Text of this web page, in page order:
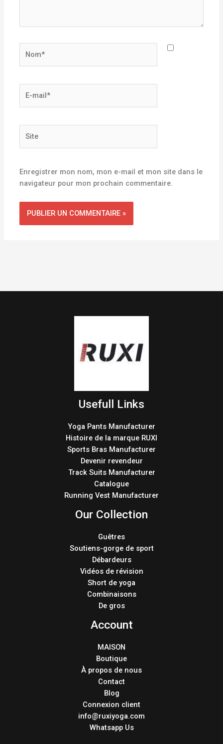
mail*
Enregistrer mon nom, mon e-mail et mon site dans le
navigateur pour mon prochain commentaire.
Usefull Links
Yoga Pants Manufacturer
Histoire de la marque RUXI
Sports Bras Manufacturer
Devenir revendeur
Track Suits Manufacturer
Catalogue
Running Vest Manufacturer
Our Collection
Guêtres
Soutiens-gorge de sport
Débardeurs
Vidéos de révision
Short de yoga
Combinaisons
De gros
Account
MAISON
Boutique
À propos de nous
Contact
Blog
Connexion client
info@ruxiyoga.com
Whatsapp Us